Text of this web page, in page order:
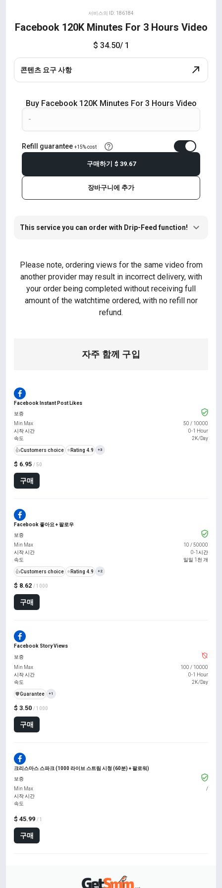
서비스의 ID: 186184
Facebook 120K Minutes For 3 Hours Video
$ 34.50/ 1
콘텐츠 요구 사항
Buy Facebook 120K Minutes For 3 Hours Video
Refill guarantee +15% cost
장바구니에 추가
구매하기 $ 39.67
This service you can order with Drip-Feed function!
Please note, ordering views for the same video from
another provider may result in incorrect delivery, with
your order being completed without receiving full
amount of the watchtime ordered, with no refill nor
refund.
자주 함께 구입
Facebook Instant Post Likes
$ 6.95 / 50
구매
보증
Min Max
50 / 10000
시작 시간
0-1 Hour
속도
2K/Day
👍Customers choice ⭐ Rating 4.9 +3
Facebook 좋아요 + 팔로우
$ 8.62 / 1000
구매
보증
Min Max
10 /50000
시작 시간
0-1시간
속도
일일 1천 개
👍Customers choice ⭐ Rating 4.9 +2
Facebook Story Views
$ 3.50 / 1000
구매
보증
Min Max
100 / 10000
시작 시간
0-1 Hour
속도
2K/Day
️🛡️Guarantee +1
크리스마스 스파크 (1000 라이브 스트림 시청 (60분) + 팔로워)
$ 45.99 / 1
구매
보증
Min Max
/
시작 시간
속도